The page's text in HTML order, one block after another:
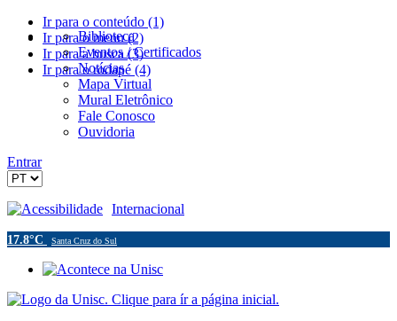
Ir para o conteúdo (1)
Ir para o menu (2)
Ir para a busca (3)
Ir para o rodapé (4)
Biblioteca
Eventos / Certificados
Notícias
Mapa Virtual
Mural Eletrônico
Fale Conosco
Ouvidoria
Entrar
Acessibilidade Internacional
17.8°C Santa Cruz do Sul